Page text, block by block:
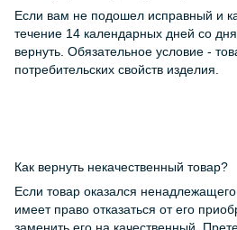
Если вам не подошел исправный и
течение 14 календарных дней со
вернуть. Обязательное условие -
потребительских свойств изделия.
Как вернуть некачественный товар?
Если товар оказался ненадлежащего
имеет право отказаться от его